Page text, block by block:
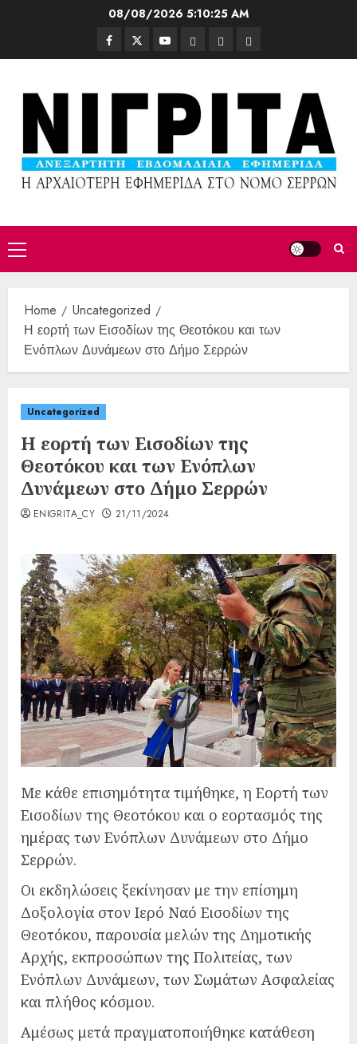
08/08/20265:10:27 AM
Home
Uncategorized
Η εορτή των Εισοδίων της Θεοτόκου και των
Ενόπλων Δυνάμεων στο Δήμο Σερρών
Uncategorized
Η εορτή των Εισοδίων της
Θεοτόκου και των Ενόπλων
Δυνάμεων στο Δήμο Σερρών
ENIGRITA_CY 21/11/2024
Με κάθε επισημότητα τιμήθηκε, η Εορτή των
Εισοδίων της Θεοτόκου και ο εορτασμός της
ημέρας των Ενόπλων Δυνάμεων στο Δήμο
Σερρών.
Οι εκδηλώσεις ξεκίνησαν με την επίσημη
Δοξολογία στον Ιερό Ναό Εισοδίων της
Θεοτόκου, παρουσία μελών της Δημοτικής
Αρχής, εκπροσώπων της Πολιτείας, των
Ενόπλων Δυνάμεων, των Σωμάτων Ασφαλείας
και πλήθος κόσμου.
Αμέσως μετά πραγματοποιήθηκε κατάθεση